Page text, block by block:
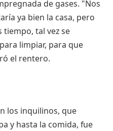
de gases. "Nos
ya bien la casa, pero
tiempo, tal vez se
limpiar, para que
el rentero.
los inquilinos, que
y hasta la comida, fue